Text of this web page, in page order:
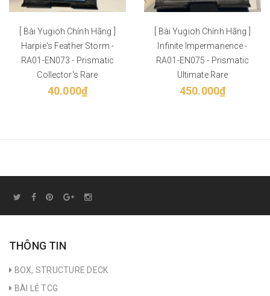
[ Bài Yugioh Chính Hãng ]
Harpie's Feather Storm -
RA01-EN073 - Prismatic
Collector's Rare
40.000₫
[ Bài Yugioh Chính Hãng ]
Infinite Impermanence -
RA01-EN075 - Prismatic
Ultimate Rare
450.000₫
THÔNG TIN
BOX, STRUCTURE DECK
BÀI LẺ TCG